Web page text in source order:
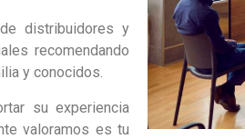
distribuidores y
recomendando
y conocidos.
su experiencia
valoramos es tu